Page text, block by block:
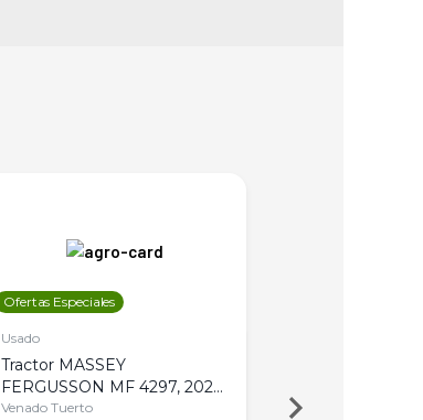
Ofertas Especiales
Usado
Tractor MASSEY
FERGUSSON MF 4297, 2020,
4WD, PATON
Venado Tuerto Venado Tuerto